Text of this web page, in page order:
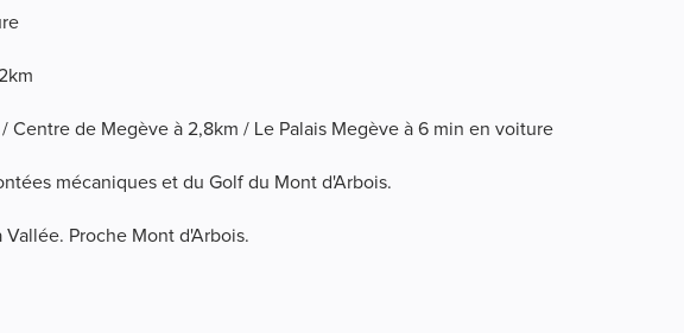
Centre de Megève à 2,8km / Le Palais Megève à 6 min en voiture
mécaniques et du Golf du Mont d'Arbois.
Proche Mont d'Arbois.